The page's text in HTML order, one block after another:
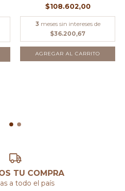
$108.602,00
3 meses sin intereses de
$36.200,67
TU COMPRA
a todo el país